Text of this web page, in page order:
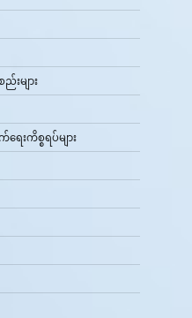
များ
းကိစ္စရပ်များ